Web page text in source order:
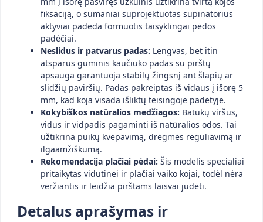
fiksaciją, o sumaniai suprojektuotas supinatorius
aktyviai padeda formuotis taisyklingai pėdos
padėčiai.
Neslidus ir patvarus padas: Lengvas, bet itin
atsparus guminis kaučiuko padas su pirštų
apsauga garantuoja stabilų žingsnį ant šlapių ar
slidžių paviršių. Padas pakreiptas iš vidaus į išorę 5
mm, kad koja visada išliktų teisingoje padėtyje.
Kokybiškos natūralios medžiagos: Batukų viršus,
vidus ir vidpadis pagaminti iš natūralios odos. Tai
užtikrina puikų kvėpavimą, drėgmės reguliavimą ir
ilgaamžiškumą.
Rekomendacija plačiai pėdai: Šis modelis specialiai
pritaikytas vidutinei ir plačiai vaiko kojai, todėl nėra
veržiantis ir leidžia pirštams laisvai judėti.
Detalus aprašymas ir